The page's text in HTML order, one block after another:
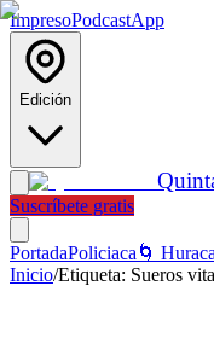
ImpresoPodcastApp
Edición
Suscríbete gratis
PortadaPoliciaca 🌀
Inicio/Etiqueta: Sueros